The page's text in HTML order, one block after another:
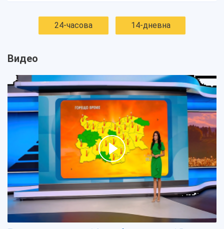
24-часова 14-дневна
Видео